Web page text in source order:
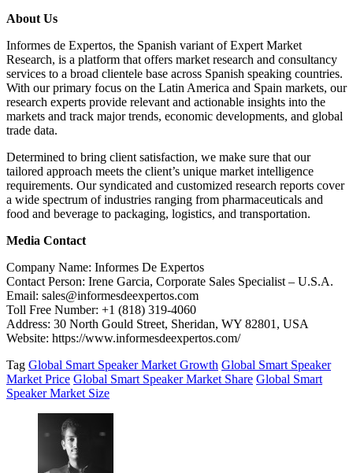
About Us
Informes de Expertos, the Spanish variant of Expert Market
Research, is a platform that offers market research and consultancy
services to a broad clientele base across Spanish speaking countries.
With our primary focus on the Latin America and Spain markets, our
research experts provide relevant and actionable insights into the
markets and track major trends, economic developments, and global
trade data.
Determined to bring client satisfaction, we make sure that our
tailored approach meets the client’s unique market intelligence
requirements. Our syndicated and customized research reports cover
a wide spectrum of industries ranging from pharmaceuticals and
food and beverage to packaging, logistics, and transportation.
Media Contact
Company Name: Informes De Expertos
Contact Person: Irene Garcia, Corporate Sales Specialist – U.S.A.
Email: sales@informesdeexpertos.com
Toll Free Number: +1 (818) 319-4060
Address: 30 North Gould Street, Sheridan, WY 82801, USA
Website: https://www.informesdeexpertos.com/
Tag Global Smart Speaker Market Growth Global Smart Speaker
Market Price Global Smart Speaker Market Share Global Smart
Speaker Market Size